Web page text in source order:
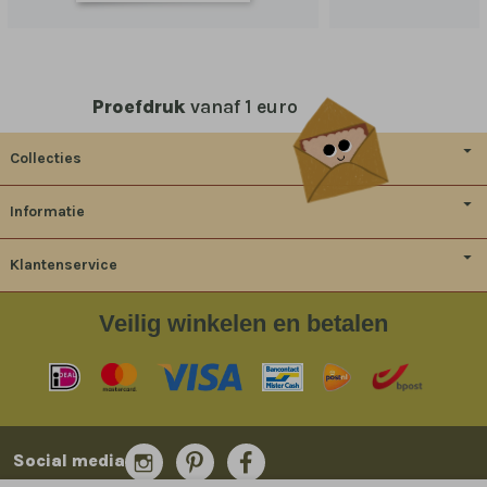
Proefdruk vanaf 1 euro
Collecties
Informatie
Klantenservice
Veilig winkelen en betalen
Social media